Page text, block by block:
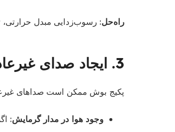
راه‌حل: رسوب‌زدایی مبدل حرارتی،
3. ایجاد صدای غیرعادی
پکیج بوش ممکن است صداهای
وجود هوا در مدار گرمایش: